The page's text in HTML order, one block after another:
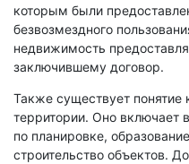
которым были
безвозмездного
недвижимость
заключившему договор.
Также существует понятие
территории. Оно включает
по планировке,
строительство объектов.